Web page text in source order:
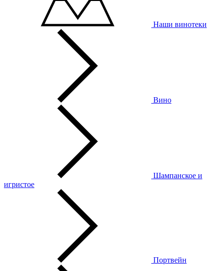
Наши винотеки
Вино
Шампанское и
игристое
Портвейн